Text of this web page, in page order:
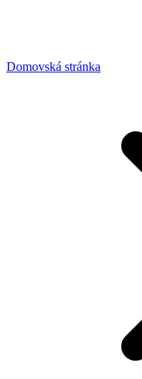
Domovská stránka